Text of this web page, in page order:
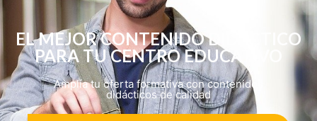
EL MEJOR CONTENIDO DIDÁCTICO
PARA TU CENTRO EDUCATIVO
Amplía tu oferta formativa con contenidos
didácticos de calidad